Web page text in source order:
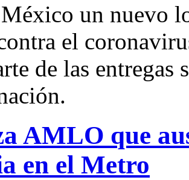
un nuevo
el
de las entregas
AMLO que
en el Metro